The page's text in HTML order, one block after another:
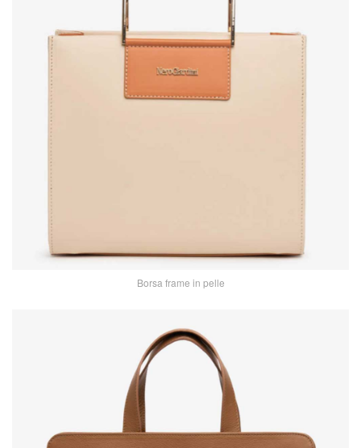
Borsa frame in pelle